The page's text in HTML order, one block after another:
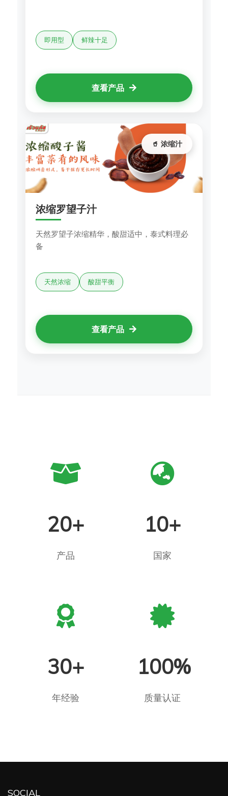
即用型 鲜辣十足
查看产品
🥤 浓缩汁
浓缩罗望子汁
天然罗望子浓缩精华，酸甜适中，泰式料理必
备
天然浓缩 酸甜平衡
查看产品
20+
产品
10+
国家
30+
年经验
100%
质量认证
SOCIAL